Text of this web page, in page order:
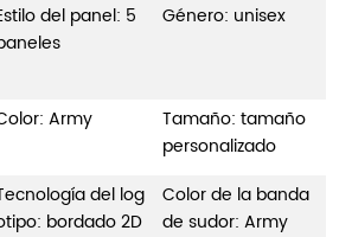
del panel: 5
Género: unisex
Army
Tamaño: tamaño
personalizado
del log
bordado 2D
Color de la banda
de sudor: Army